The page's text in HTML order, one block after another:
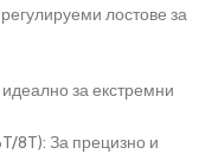
лостове за
за екстремни
8T): За прецизно и